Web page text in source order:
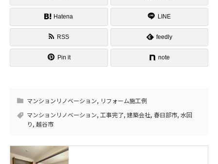
Hatena LINE
RSS feedly
Pin it note
マンションリノベーション, リフォーム施工例
マンションリノベーション, 工事完了, 建築会社, 春日部市, 水回
り, 越谷市